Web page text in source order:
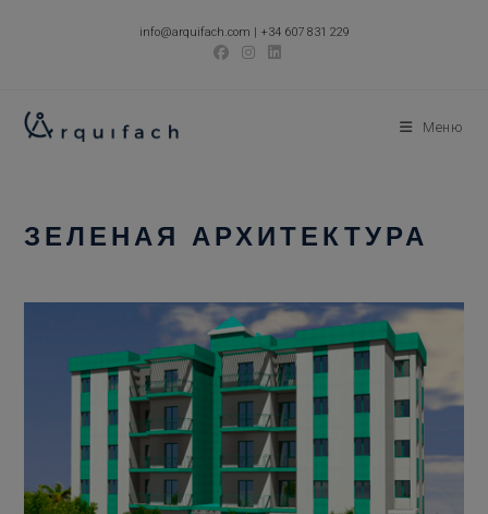
info@arquifach.com | +34 607 831 229
Меню
ЗЕЛЕНАЯ АРХИТЕКТУРА